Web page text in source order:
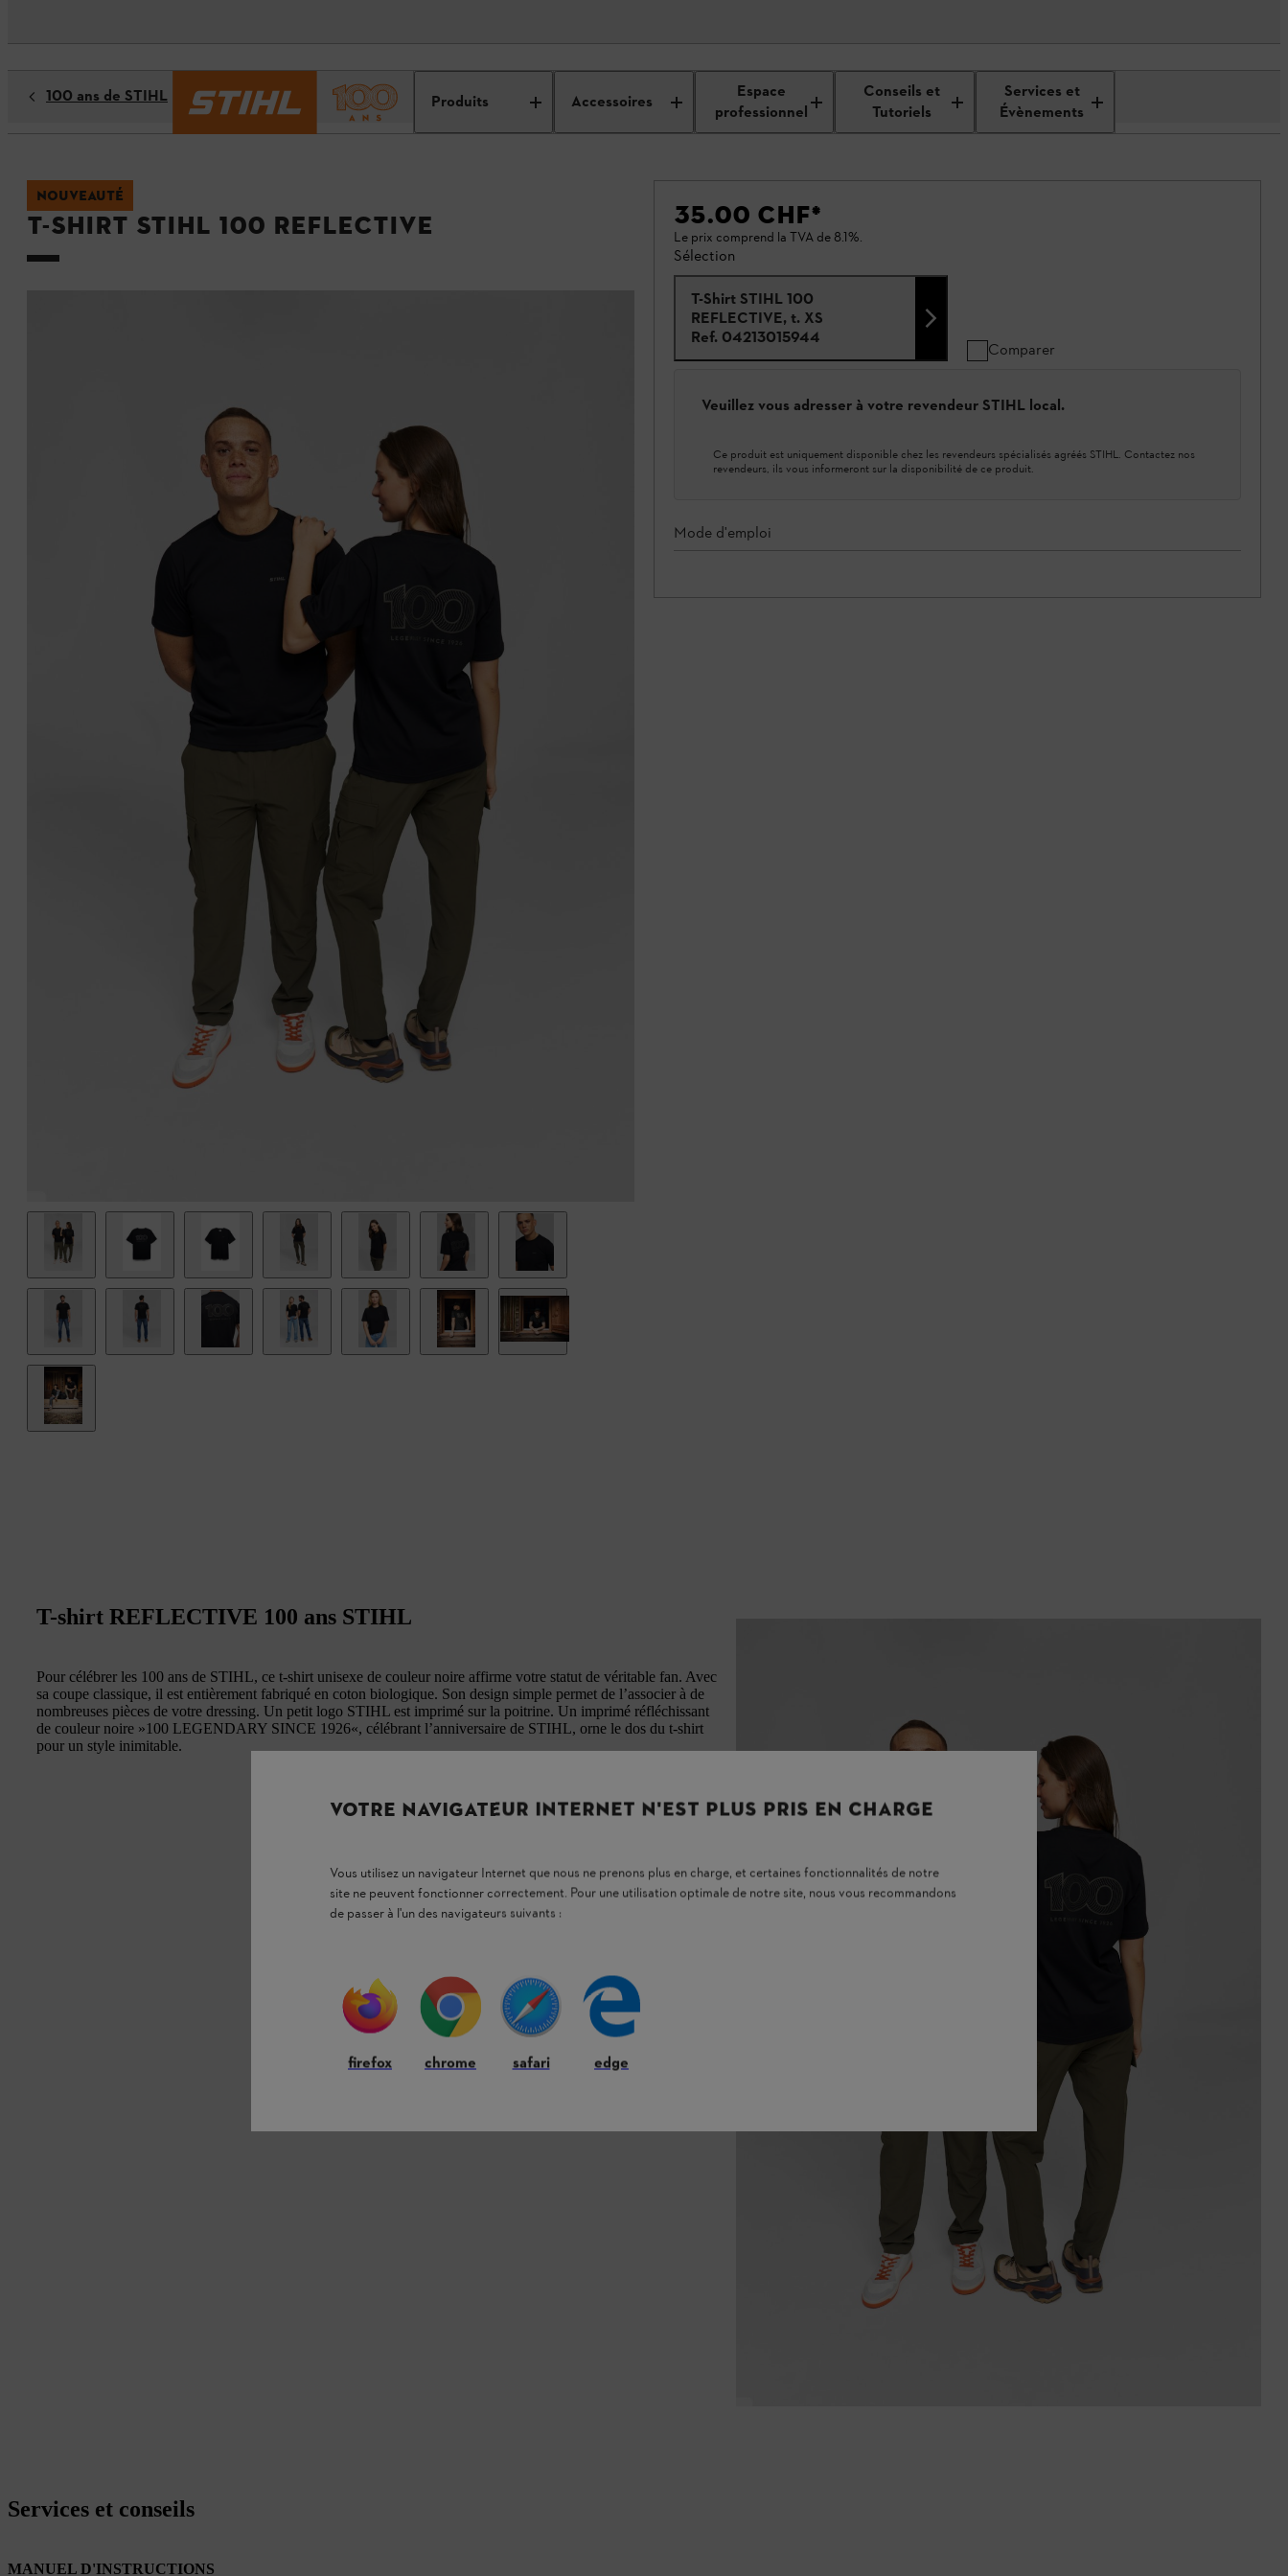
Produits Accessoires
Espace
professionnel
Conseils et
Tutoriels
Services et
Évènements
100 ans de STIHL
NOUVEAUTÉ
T-Shirt STIHL 100 REFLECTIVE 35.00 CHF*
Le prix comprend la TVA de 8.1%.
Sélection
T-Shirt STIHL 100
REFLECTIVE, t. XS
Ref. 04213015944
Comparer
Veuillez vous adresser à votre revendeur STIHL local.
Ce produit est uniquement disponible chez les revendeurs spécialisés agréés STIHL. Contactez nos
revendeurs, ils vous informeront sur la disponibilité de ce produit.
Mode d'emploi
T-shirt REFLECTIVE 100 ans STIHL
Pour célébrer les 100 ans de STIHL, ce t-shirt unisexe de couleur noire affirme votre statut de véritable fan. Avec
sa coupe classique, il est entièrement fabriqué en coton biologique. Son design simple permet de l’associer à de
nombreuses pièces de votre dressing. Un petit logo STIHL est imprimé sur la poitrine. Un imprimé réfléchissant
de couleur noire »100 LEGENDARY SINCE 1926«, célébrant l’anniversaire de STIHL, orne le dos du t-shirt
pour un style inimitable.
Services et conseils
MANUEL D'INSTRUCTIONS
VOTRE NAVIGATEUR INTERNET N'EST PLUS PRIS EN CHARGE
Vous utilisez un navigateur Internet que nous ne prenons plus en charge, et certaines fonctionnalités de notre
site ne peuvent fonctionner correctement. Pour une utilisation optimale de notre site, nous vous recommandons
de passer à l'un des navigateurs suivants :
firefox chrome safari edge